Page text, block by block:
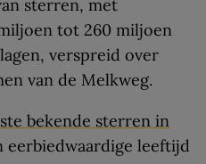
sterren, met
tot 260 miljoen
verspreid over
van de Melkweg.
bekende sterren in
eerbiedwaardige leeftijd